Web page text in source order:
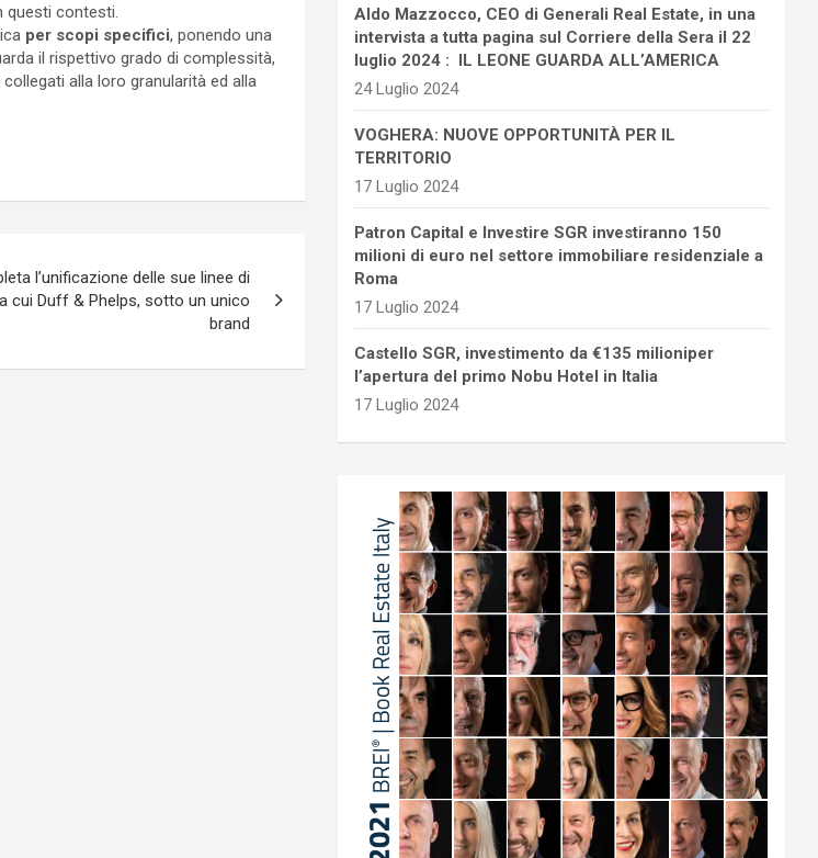
questi contesti.
per scopi specifici, ponendo una
il rispettivo grado di complessità,
alla loro granularità ed alla
l’unificazione delle sue linee di
cui Duff & Phelps, sotto un unico
brand
Aldo Mazzocco, CEO di Generali Real Estate, in una
intervista a tutta pagina sul Corriere della Sera il 22
luglio 2024 : IL LEONE GUARDA ALL’AMERICA
24 Luglio 2024
VOGHERA: NUOVE OPPORTUNITÀ PER IL
TERRITORIO
17 Luglio 2024
Patron Capital e Investire SGR investiranno 150
milioni di euro nel settore immobiliare residenziale a
Roma
17 Luglio 2024
Castello SGR, investimento da €135 milioniper
l’apertura del primo Nobu Hotel in Italia
17 Luglio 2024